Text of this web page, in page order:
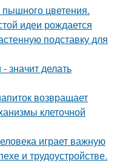
пышного цветения.
идеи рождается
подставку для
значит делать
возвращает
клеточной
играет важную
и трудоустройстве.